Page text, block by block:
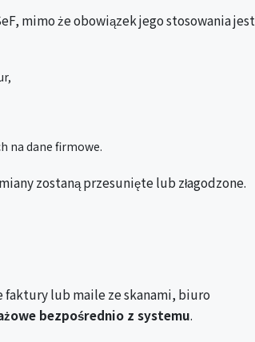
mimo że obowiązek jego stosowania jest
na dane firmowe.
zostaną przesunięte lub złagodzone.
faktury lub maile ze skanami, biuro
bezpośrednio z systemu.